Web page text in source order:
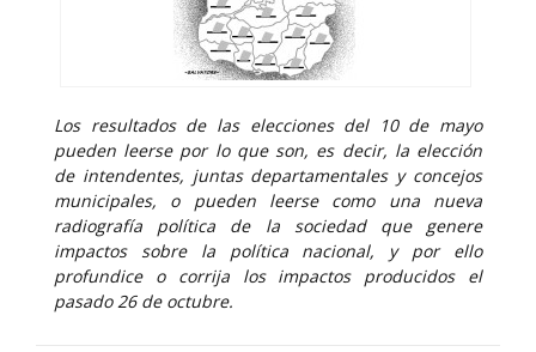
Los resultados de las elecciones del 10 de mayo
pueden leerse por lo que son, es decir, la elección
de intendentes, juntas departamentales y concejos
municipales, o pueden leerse como una nueva
radiografía política de la sociedad que genere
impactos sobre la política nacional, y por ello
profundice o corrija los impactos producidos el
pasado 26 de octubre.